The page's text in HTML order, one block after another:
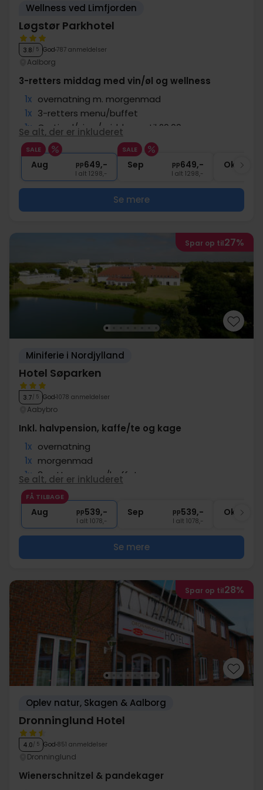
Wellness ved Limfjorden
Løgstør Parkhotel
3.8/ 5 God 787 anmeldelser
Aalborg
3-retters middag med vin/øl og wellness
1x overnatning m. morgenmad
1x 3-retters menu/buffet
1x Gratis øl/vin u/middagen til 20:00
1x Fri adgang til pool og wellness
∞ Gratis internet og parkering
Se alt, der er inkluderet
SALE
Aug pp649,-
I alt 1298,-
SALE
Sep pp649,-
I alt 1298,-
Okt
Se mere
Spar op til27%
Miniferie i Nordjylland
Hotel Søparken
3.7/ 5 God 1078 anmeldelser
Aabybro
Inkl. halvpension, kaffe/te og kage
1x overnatning
1x morgenmad
1x 3-retters menu/buffet
1x kaffe/te og kage på ankomstdagen
∞ Gratis parkering og internet
Se alt, der er inkluderet
FÅ TILBAGE
Aug pp539,-
I alt 1078,-
Sep pp539,-
I alt 1078,-
Okt
Se mere
Spar op til28%
Oplev natur, Skagen & Aalborg
Dronninglund Hotel
4.0/ 5 God 851 anmeldelser
Dronninglund
Wienerschnitzel & pandekager